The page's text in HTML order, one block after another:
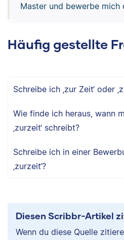
Master und bewerbe mich
Häufig gestellte
Schreibe ich ‚zur Zeit‘ oder
Wie finde ich heraus, wann
‚zurzeit‘ schreibt?
Schreibe ich in einer
‚zurzeit‘?
Diesen Scribbr-Artikel
Wenn du diese Quelle